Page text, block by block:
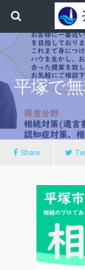
平塚で
Share